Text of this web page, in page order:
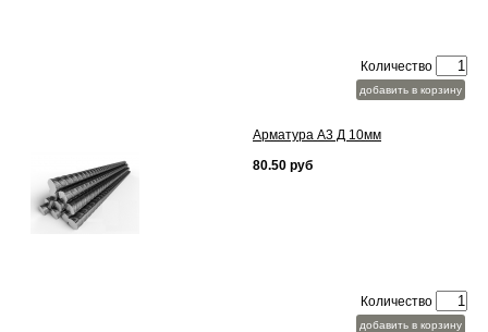
Количество
добавить в корзину
Арматура А3 Д 10мм
80.50 руб
Количество
добавить в корзину